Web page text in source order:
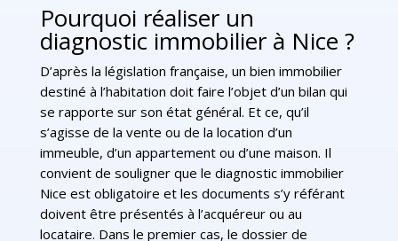
Pourquoi réaliser un
diagnostic immobilier à Nice ?
D’après la législation française, un bien immobilier
destiné à l’habitation doit faire l’objet d’un bilan qui
se rapporte sur son état général. Et ce, qu’il
s’agisse de la vente ou de la location d’un
immeuble, d’un appartement ou d’une maison. Il
convient de souligner que le diagnostic immobilier
Nice est obligatoire et les documents s’y référant
doivent être présentés à l’acquéreur ou au
locataire. Dans le premier cas, le dossier de